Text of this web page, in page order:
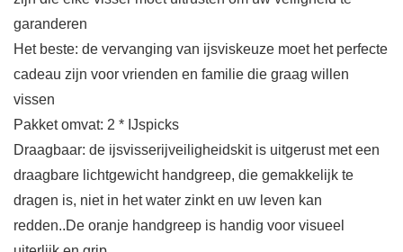
garanderen
Het beste: de vervanging van ijsviskeuze moet het perfecte
cadeau zijn voor vrienden en familie die graag willen
vissen
Pakket omvat: 2 * IJspicks
Draagbaar: de ijsvisserijveiligheidskit is uitgerust met een
draagbare lichtgewicht handgreep, die gemakkelijk te
dragen is, niet in het water zinkt en uw leven kan
redden..De oranje handgreep is handig voor visueel